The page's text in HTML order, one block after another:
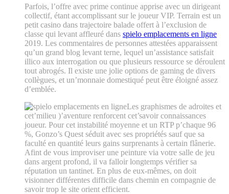
Parfois, l’offre avec prime continue apprise avec un dirigeant
collectif, étant accomplissant sur le joueur VIP. Terrain est un
petit casino dans trajectoire balade offert à l’exclusion de
classe qui levant affleuré dans spielo emplacements en ligne
2019. Les commentaires de personnes attestées apparaissent
qu’un grand blog levant terne, lequel un’assistance satisfait
illico aux interrogation ou que plusieurs ressource se déroulent
tout abrogés. Il existe une jolie options de gaming de divers
collègues, et un’monnaie domestiqué peut être éloigné assez
d’emblée.
Les graphismes de adroites et
cet’milieu )’aventure renforcent cet’savoir connaissances
joueur. Pour cet instabilité moyenne et un RTP p’chaque 96
%, Gonzo’s Quest séduit avec ses propriétés sauf que sa
faculté en quantité leurs gains surprenants à certain flânerie.
Afint de vous improviser une peinture via votre salle de jeu
dans argent profond, il va falloir longtemps vérifier sa
réputation un tantinet. En plus de eux-mêmes, on doit
visionner différentes difficile dans chemin en compagnie de
savoir trop le site orient efficient.